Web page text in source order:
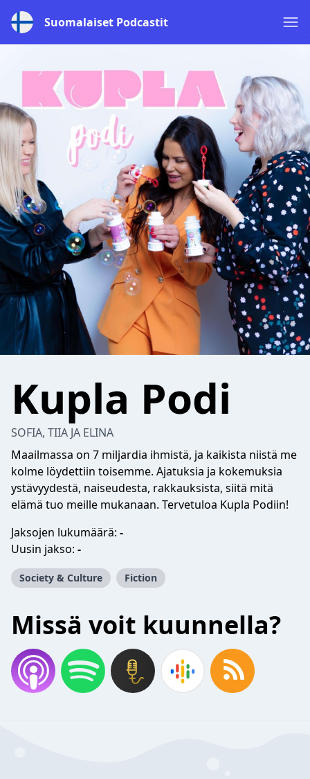
Suomalaiset Podcastit
Kupla Podi
SOFIA, TIIA JA ELINA
Maailmassa on 7 miljardia ihmistä, ja kaikista niistä me
kolme löydettiin toisemme. Ajatuksia ja kokemuksia
ystävyydestä, naiseudesta, rakkauksista, siitä mitä
elämä tuo meille mukanaan. Tervetuloa Kupla Podiin!
Jaksojen lukumäärä: -
Uusin jakso: -
Society & Culture Fiction
Missä voit kuunnella?